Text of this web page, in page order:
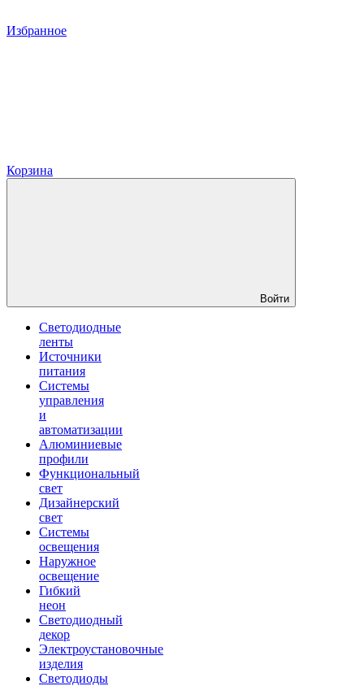
Избранное
Корзина
Войти
Светодиодные
ленты
Источники
питания
Системы
управления
и
автоматизации
Алюминиевые
профили
Функциональный
свет
Дизайнерский
свет
Системы
освещения
Наружное
освещение
Гибкий
неон
Светодиодный
декор
Электроустановочные
изделия
Светодиоды